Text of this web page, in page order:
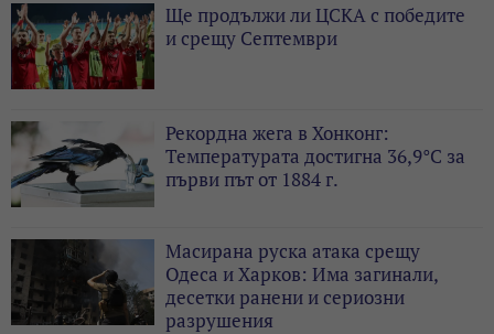
Ще продължи ли ЦСКА с победите
и срещу Септември
Рекордна жега в Хонконг:
Температурата достигна 36,9°C за
първи път от 1884 г.
Масирана руска атака срещу
Одеса и Харков: Има загинали,
десетки ранени и сериозни
разрушения